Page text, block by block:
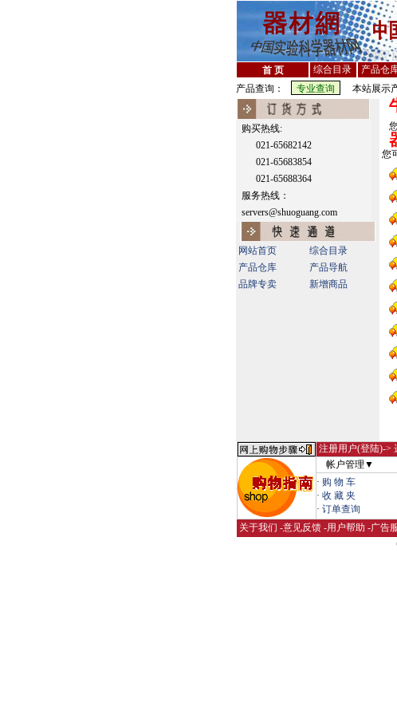
首 页 综合目录 产品仓
产品查询：
本站展示
购买热线:
021-65682142
021-65683854
021-65688364
服务热线：
servers@shuoguang.com
网站首页
综合目录
产品仓库
产品导航
品牌专卖
新增商品
您
注册用户(登陆)->
帐户管理▼
· 购 物 车
· 收 藏 夹
· 订单查询
关于我们 -意见反馈 -用户帮助 -广告